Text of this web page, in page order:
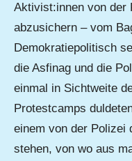
Aktivist:innen von der
abzusichern – vom
Demokratiepolitisch
die Asfinag und die
einmal in Sichtweite
Protestcamps
einem von der Polizei
stehen, von wo aus